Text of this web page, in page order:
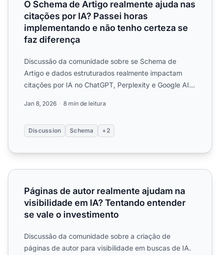
O Schema de Artigo realmente ajuda nas
citações por IA? Passei horas
implementando e não tenho certeza se
faz diferença
Discussão da comunidade sobre se Schema de
Artigo e dados estruturados realmente impactam
citações por IA no ChatGPT, Perplexity e Google AI
Jan 8, 2026 8 min de leitura
Discussion Schema +2
Páginas de autor realmente ajudam na visibilidade em
Páginas de autor realmente ajudam na
visibilidade em IA? Tentando entender
se vale o investimento
Discussão da comunidade sobre a criação de
páginas de autor para visibilidade em buscas de IA.